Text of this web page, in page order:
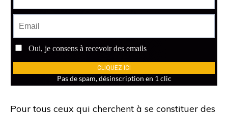
Pour tous ceux qui cherchent à se constituer des